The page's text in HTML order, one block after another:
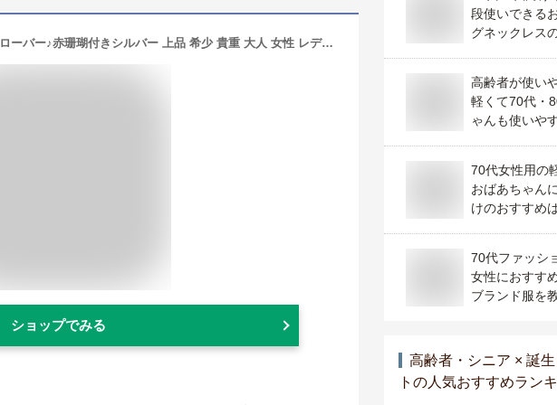
≪あす楽対応≫ 幸福を願う四つ葉のクローバー♪赤珊瑚付きシルバー 上品 希少 貴重 大人 女性 レディース ブローチ タック 3月 誕生石 珊瑚 アクセサリー ジュエリー 還暦祝 赤 結婚 35周年 プレゼント 本珊瑚 さんご サンゴ
ショップでみる
段使いできる
グネックレス
高齢者が使い
軽くて70代・
ゃんも使いや
70代女性用の
おばあちゃん
けのおすすめ
70代ファッシ
女性におすす
ブランド服を
高齢者・シニア × 誕
ト の人気おすすめラン